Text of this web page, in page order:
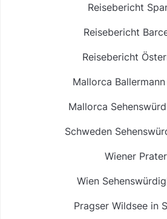
Reisebericht
Reisebericht
Reisebericht
Mallorca
Mallorca
Schweden
Wiener Prater
Wien
Pragser Wildsee in